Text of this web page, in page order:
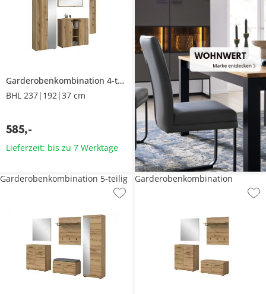
Garderobenkombination 4-teilig
Station
BHL 237|192|37 cm
585,-
Lieferzeit: bis zu 7 Werktage
Garderobenkombination 5-teilig Garderobenkombination